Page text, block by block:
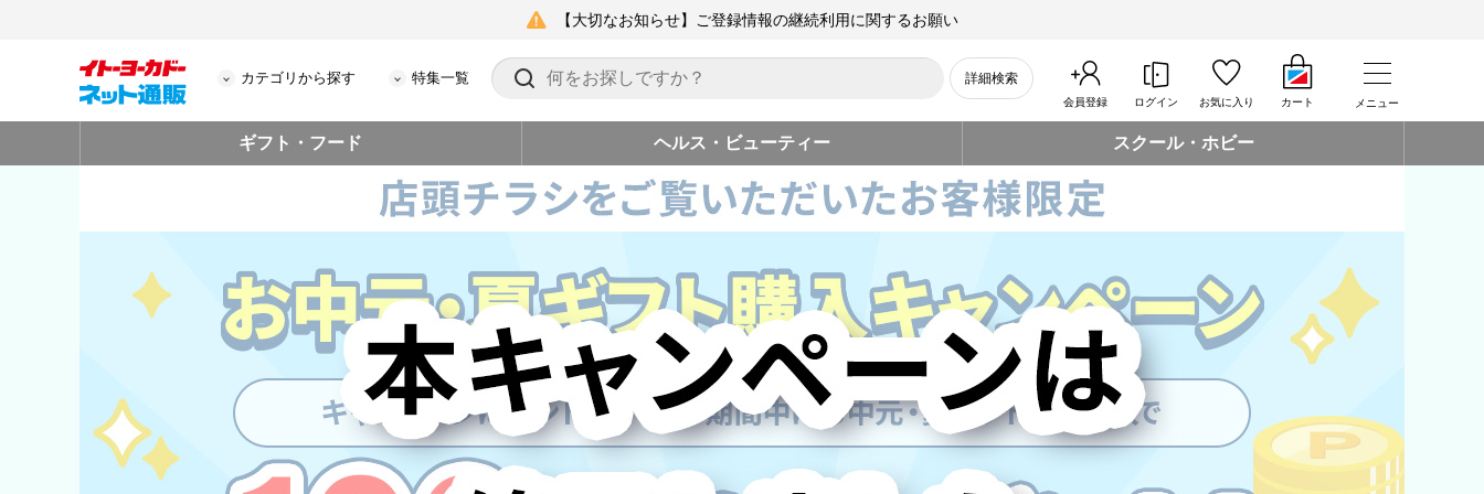
【大切なお知らせ】ご登録情報の継続利用に関するお願い
カテゴリから探す 特集一覧 詳細検索
会員登録 ログイン お気に入り カート メニュー
ギフト・フード ヘルス・ビューティー スクール・ホビー